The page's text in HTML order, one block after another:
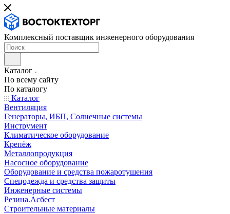
Комплексный поставщик инженерного оборудования
Каталог
По всему сайту
По каталогу
Каталог
Вентиляция
Генераторы, ИБП, Солнечные системы
Инструмент
Климатическое оборудование
Крепёж
Металлопродукция
Насосное оборудование
Оборудование и средства пожаротушения
Спецодежда и средства защиты
Инженерные системы
Резина.Асбест
Строительные материалы